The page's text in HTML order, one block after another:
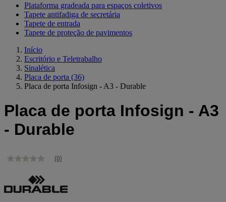
Plataforma gradeada para espaços coletivos
Tapete antifadiga de secretária
Tapete de entrada
Tapete de proteção de pavimentos
Início
Escritório e Teletrabalho
Sinalética
Placa de porta (36)
Placa de porta Infosign - A3 - Durable
Placa de porta Infosign - A3
- Durable
Sem
classificação
Link
(0)